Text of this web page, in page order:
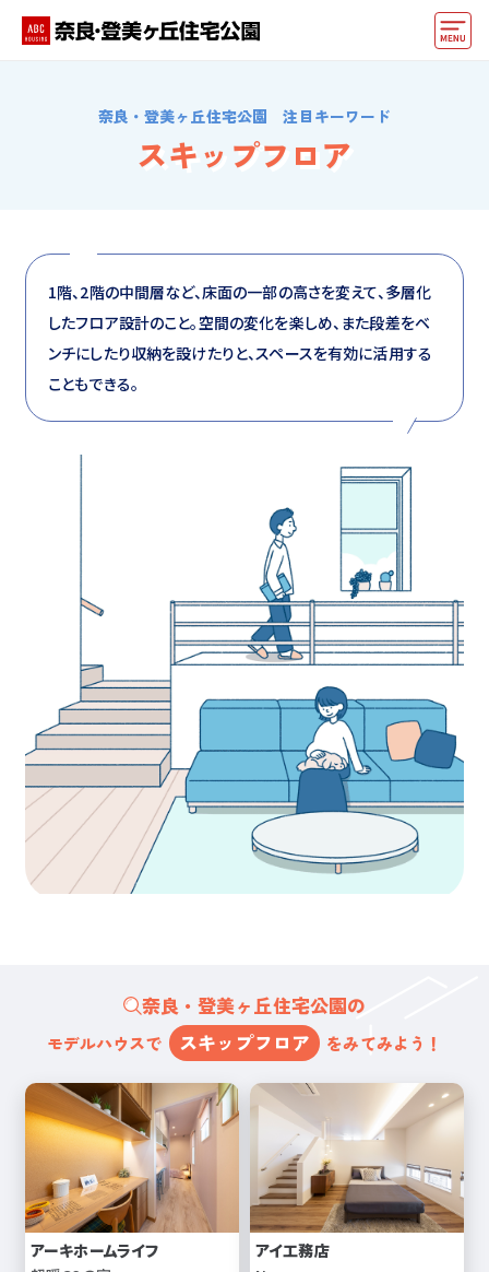
好みからモデルハウスを探す
住まいづくりお役立ち情報
他の展示場
アカウント登録
奈良・登美ヶ丘住宅公園 注目キーワード
スキップフロア
1階、2階の中間層など、床面の一部の高さを変えて、多層化
したフロア設計のこと。空間の変化を楽しめ、また段差をベ
ンチにしたり収納を設けたりと、スペースを有効に活用する
こともできる。
奈良・登美ヶ丘住宅公園の
モデルハウスで スキップフロア をみてみよう！
アーキホームライフ
アイ工務店